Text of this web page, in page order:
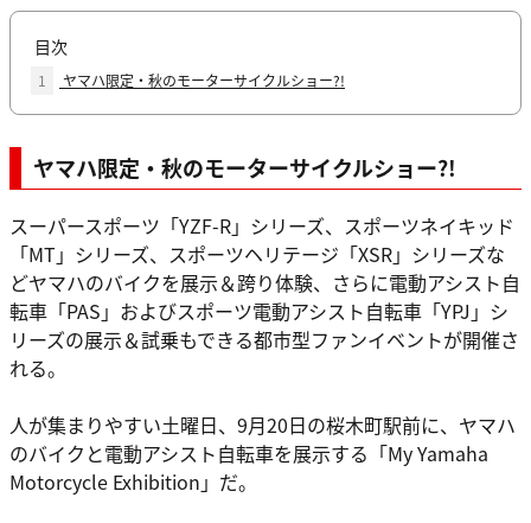
目次
1 ヤマハ限定・秋のモーターサイクルショー?!
ヤマハ限定・秋のモーターサイクルショー?!
スーパースポーツ「YZF-R」シリーズ、スポーツネイキッド
「MT」シリーズ、スポーツヘリテージ「XSR」シリーズな
どヤマハのバイクを展示＆跨り体験、さらに電動アシスト自
転車「PAS」およびスポーツ電動アシスト自転車「YPJ」シ
リーズの展示＆試乗もできる都市型ファンイベントが開催さ
れる。
人が集まりやすい土曜日、9月20日の桜木町駅前に、ヤマハ
のバイクと電動アシスト自転車を展示する「My Yamaha
Motorcycle Exhibition」だ。